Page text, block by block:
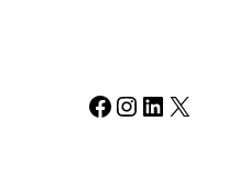
Facebook Instagram LinkedIn X